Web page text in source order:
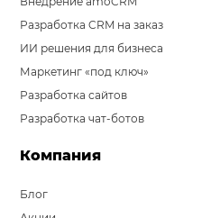
Разработка CRM на заказ
ИИ решения для бизнеса
Маркетинг «под ключ»
Разработка сайтов
Разработка чат-ботов
Компания
Блог